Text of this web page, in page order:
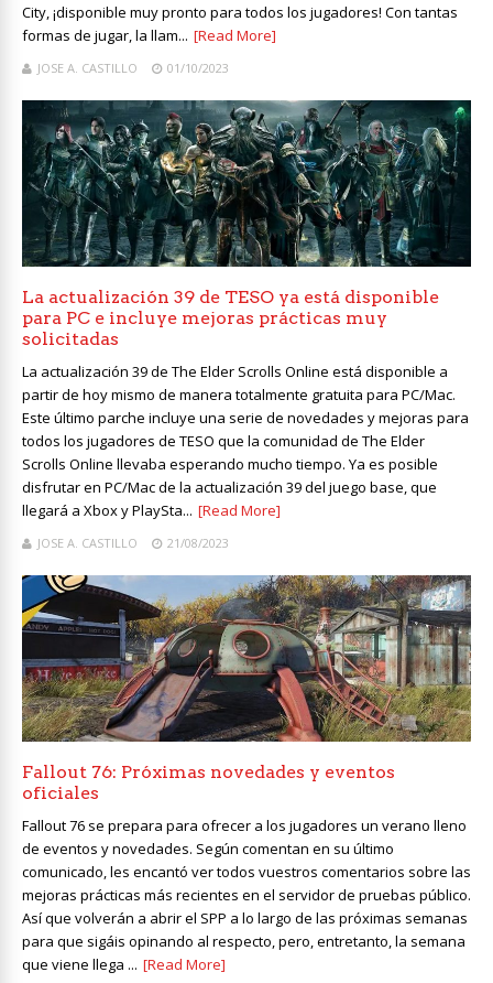
City, ¡disponible muy pronto para todos los jugadores! Con tantas
formas de jugar, la llam... [Read More]
JOSE A. CASTILLO 01/10/2023
La actualización 39 de TESO ya está disponible
para PC e incluye mejoras prácticas muy
solicitadas
La actualización 39 de The Elder Scrolls Online está disponible a
partir de hoy mismo de manera totalmente gratuita para PC/Mac.
Este último parche incluye una serie de novedades y mejoras para
todos los jugadores de TESO que la comunidad de The Elder
Scrolls Online llevaba esperando mucho tiempo. Ya es posible
disfrutar en PC/Mac de la actualización 39 del juego base, que
llegará a Xbox y PlaySta... [Read More]
JOSE A. CASTILLO 21/08/2023
Fallout 76: Próximas novedades y eventos
oficiales
Fallout 76 se prepara para ofrecer a los jugadores un verano lleno
de eventos y novedades. Según comentan en su último
comunicado, les encantó ver todos vuestros comentarios sobre las
mejoras prácticas más recientes en el servidor de pruebas público.
Así que volverán a abrir el SPP a lo largo de las próximas semanas
para que sigáis opinando al respecto, pero, entretanto, la semana
que viene llega ... [Read More]